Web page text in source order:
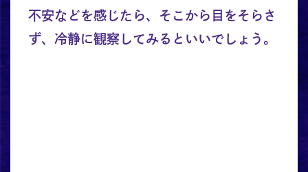
不安などを感じたら、そこから目をそらさ
ず、冷静に観察してみるといいでしょう。